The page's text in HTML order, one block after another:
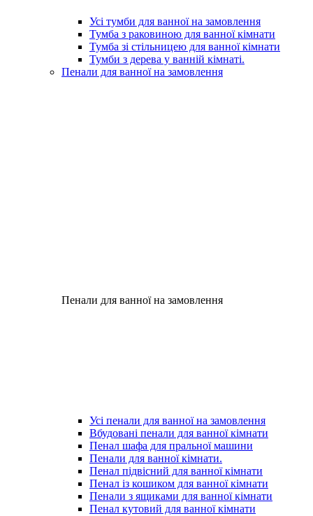
Усі тумби для ванної на замовлення
Тумба з раковиною для ванної кімнати
Тумба зі стільницею для ванної кімнати
Тумби з дерева у ванній кімнаті.
Пенали для ванної на замовлення
Пенали для ванної на замовлення
Усі пенали для ванної на замовлення
Вбудовані пенали для ванної кімнати
Пенал шафа для пральної машини
Пенали для ванної кімнати.
Пенал підвісний для ванної кімнати
Пенал із кошиком для ванної кімнати
Пенали з ящиками для ванної кімнати
Пенал кутовий для ванної кімнати